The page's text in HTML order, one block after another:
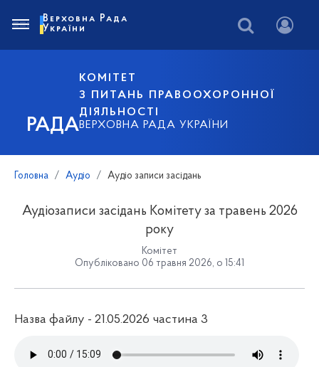
РАДА
КОМІТЕТ
З ПИТАНЬ ПРАВООХОРОННОЇ
ДІЯЛЬНОСТІ
ВЕРХОВНА РАДА УКРАЇНИ
Верховна Рада
України
Головна Аудіо Аудіо записи засідань
Аудіозаписи засідань Комітету за травень 2026
року
Комітет
Опубліковано 06 травня 2026, о 15:41
Назва файлу - 21.05.2026 частина 3